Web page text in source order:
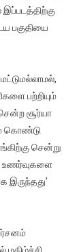
இப்படத்திற்கு
பகுதியை
மட்டுமல்லாமல்,
பற்றியும்
சூர்யா
கொண்டு
சென்று
உணர்வுகளை
இருந்தது’